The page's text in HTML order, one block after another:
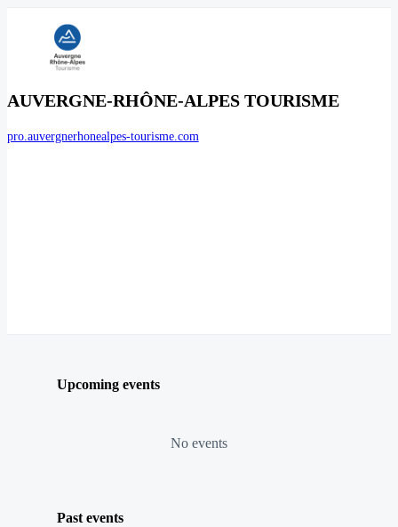
AUVERGNE-RHÔNE-ALPES TOURISME
pro.auvergnerhonealpes-tourisme.com
Upcoming events
No events
Past events